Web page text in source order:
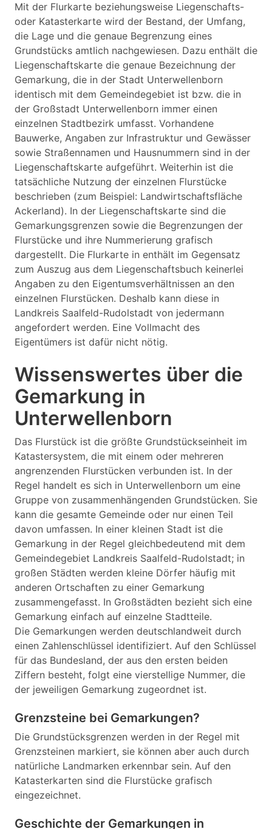
Mit der Flurkarte beziehungsweise Liegenschafts-
oder Katasterkarte wird der Bestand, der Umfang,
die Lage und die genaue Begrenzung eines
Grundstücks amtlich nachgewiesen. Dazu enthält die
Liegenschaftskarte die genaue Bezeichnung der
Gemarkung, die in der Stadt Unterwellenborn
identisch mit dem Gemeindegebiet ist bzw. die in
der Großstadt Unterwellenborn immer einen
einzelnen Stadtbezirk umfasst. Vorhandene
Bauwerke, Angaben zur Infrastruktur und Gewässer
sowie Straßennamen und Hausnummern sind in der
Liegenschaftskarte aufgeführt. Weiterhin ist die
tatsächliche Nutzung der einzelnen Flurstücke
beschrieben (zum Beispiel: Landwirtschaftsfläche
Ackerland). In der Liegenschaftskarte sind die
Gemarkungsgrenzen sowie die Begrenzungen der
Flurstücke und ihre Nummerierung grafisch
dargestellt. Die Flurkarte in enthält im Gegensatz
zum Auszug aus dem Liegenschaftsbuch keinerlei
Angaben zu den Eigentumsverhältnissen an den
einzelnen Flurstücken. Deshalb kann diese in
Landkreis Saalfeld-Rudolstadt von jedermann
angefordert werden. Eine Vollmacht des
Eigentümers ist dafür nicht nötig.
Wissenswertes über die
Gemarkung in
Unterwellenborn
Das Flurstück ist die größte Grundstückseinheit im
Katastersystem, die mit einem oder mehreren
angrenzenden Flurstücken verbunden ist. In der
Regel handelt es sich in Unterwellenborn um eine
Gruppe von zusammenhängenden Grundstücken. Sie
kann die gesamte Gemeinde oder nur einen Teil
davon umfassen. In einer kleinen Stadt ist die
Gemarkung in der Regel gleichbedeutend mit dem
Gemeindegebiet Landkreis Saalfeld-Rudolstadt; in
großen Städten werden kleine Dörfer häufig mit
anderen Ortschaften zu einer Gemarkung
zusammengefasst. In Großstädten bezieht sich eine
Gemarkung einfach auf einzelne Stadtteile.
Die Gemarkungen werden deutschlandweit durch
einen Zahlenschlüssel identifiziert. Auf den Schlüssel
für das Bundesland, der aus den ersten beiden
Ziffern besteht, folgt eine vierstellige Nummer, die
der jeweiligen Gemarkung zugeordnet ist.
Grenzsteine bei Gemarkungen?
Die Grundstücksgrenzen werden in der Regel mit
Grenzsteinen markiert, sie können aber auch durch
natürliche Landmarken erkennbar sein. Auf den
Katasterkarten sind die Flurstücke grafisch
eingezeichnet.
Geschichte der Gemarkungen in